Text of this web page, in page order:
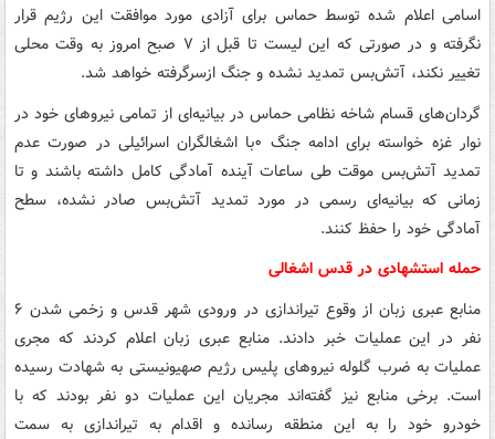
اسامی اعلام شده توسط حماس برای آزادی مورد موافقت این رژیم قرار
نگرفته و در صورتی که این لیست تا قبل از ۷ صبح امروز به وقت محلی
تغییر نکند، آتش‌بس تمدید نشده و جنگ ازسرگرفته خواهد شد.
گردان‌های قسام شاخه نظامی حماس در بیانیه‌ای از تمامی نیروهای خود در
نوار غزه خواسته برای ادامه جنگ ۰با اشغالگران اسرائیلی در صورت عدم
تمدید آتش‌بس موقت طی ساعات آینده آمادگی کامل داشته باشند و تا
زمانی که بیانیه‌ای رسمی در مورد تمدید آتش‌بس صادر نشده، سطح
آمادگی خود را حفظ کنند.
حمله استشهادی در قدس اشغالی
منابع عبری زبان از وقوع تیراندازی در ورودی شهر قدس و زخمی شدن ۶
نفر در این عملیات خبر دادند. منابع عبری زبان اعلام کردند که مجری
عملیات به ضرب گلوله نیروهای پلیس رژیم صهیونیستی به شهادت رسیده
است. برخی منابع نیز گفته‌اند مجریان این عملیات دو نفر بودند که با
خودرو خود را به این منطقه رسانده و اقدام به تیراندازی به سمت